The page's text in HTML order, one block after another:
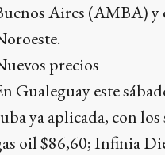
Aires (AMBA) y
precios
Gualeguay este
ya aplicada, con
oil $86,60; Infinia